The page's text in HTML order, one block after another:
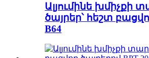
Ալյումինե խմիչքի
ծայրեր՝ հեշտ
B64